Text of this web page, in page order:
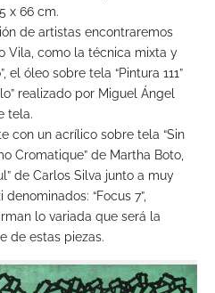
x 66 cm.
de artistas encontraremos
Vila, como la técnica mixta y
el óleo sobre tela “Pintura 111”
realizado por Miguel Ángel
tela.
con un acrílico sobre tela “Sin
Cromatique” de Martha Boto,
de Carlos Silva junto a muy
“Focus 7”,
lo variada que será la
de estas piezas.